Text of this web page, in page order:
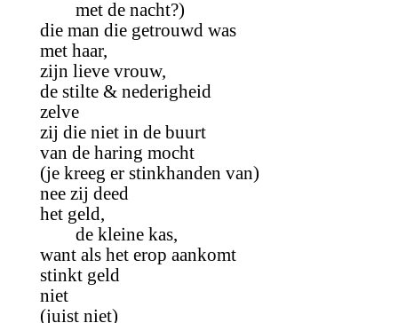
met de nacht?)
die man die getrouwd was
met haar,
zijn lieve vrouw,
de stilte & nederigheid
zelve
zij die niet in de buurt
van de haring mocht
(je kreeg er stinkhanden van)
nee zij deed
het geld,
de kleine kas,
want als het erop aankomt
stinkt geld
niet
(juist niet)